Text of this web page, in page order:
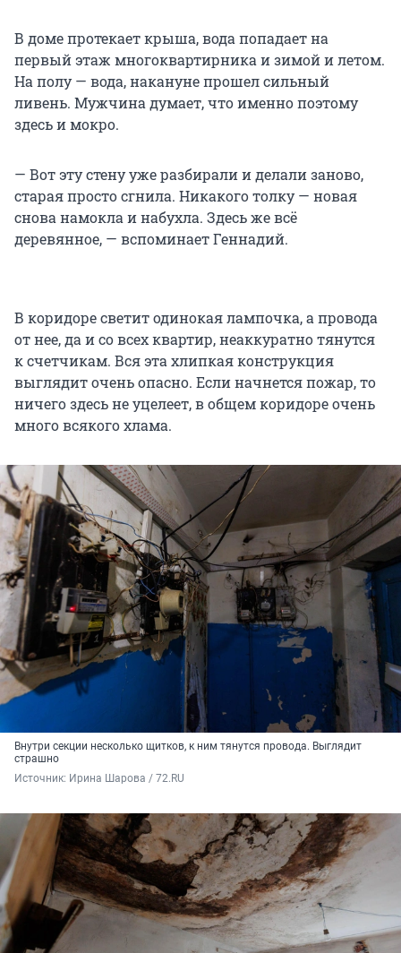
В доме протекает крыша, вода попадает на
первый этаж многоквартирника и зимой и летом.
На полу — вода, накануне прошел сильный
ливень. Мужчина думает, что именно поэтому
здесь и мокро.
— Вот эту стену уже разбирали и делали заново,
старая просто сгнила. Никакого толку — новая
снова намокла и набухла. Здесь же всё
деревянное, — вспоминает Геннадий.
В коридоре светит одинокая лампочка, а провода
от нее, да и со всех квартир, неаккуратно тянутся
к счетчикам. Вся эта хлипкая конструкция
выглядит очень опасно. Если начнется пожар, то
ничего здесь не уцелеет, в общем коридоре очень
много всякого хлама.
Внутри секции несколько щитков, к ним тянутся провода. Выглядит
страшно
Источник: Ирина Шарова / 72.RU